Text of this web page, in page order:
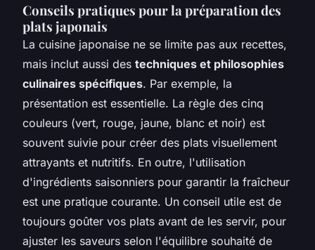
Conseils pratiques pour la préparation des
plats japonais
La cuisine japonaise ne se limite pas aux recettes,
mais inclut aussi des techniques et philosophies
culinaires spécifiques. Par exemple, la
présentation est essentielle. La règle des cinq
couleurs (vert, rouge, jaune, blanc et noir) est
souvent suivie pour créer des plats visuellement
attrayants et nutritifs. En outre, l'utilisation
d'ingrédients saisonniers pour garantir la fraîcheur
est une pratique courante. Un conseil utile est de
toujours goûter vos plats avant de les servir, pour
ajuster les saveurs selon l'équilibre souhaité de